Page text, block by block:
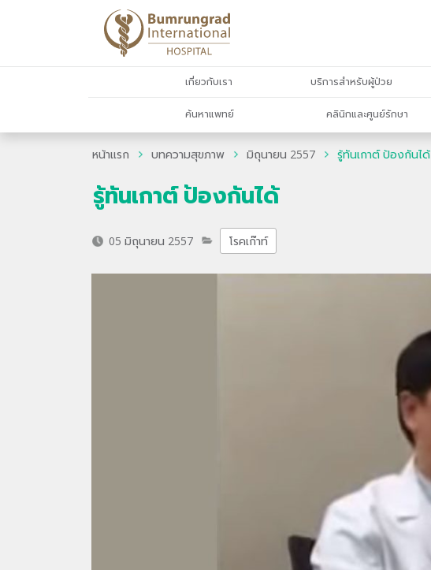
เกี่ยวกับเรา บริการสำหรับผู้ป่วย
ค้นหาแพทย์ คลินิกและศูนย์รักษา
หน้าแรก บทความสุขภาพ มิถุนายน 2557 รู้ทันเกาต์ ป้องกันได้
รู้ทันเกาต์ ป้องกันได้
05 มิถุนายน 2557 โรคเก๊าท์